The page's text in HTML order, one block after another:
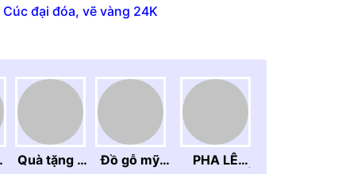
đại đóa, vẽ vàng 24K
Quà tặng ý
Đồ gỗ mỹ
PHA LÊ